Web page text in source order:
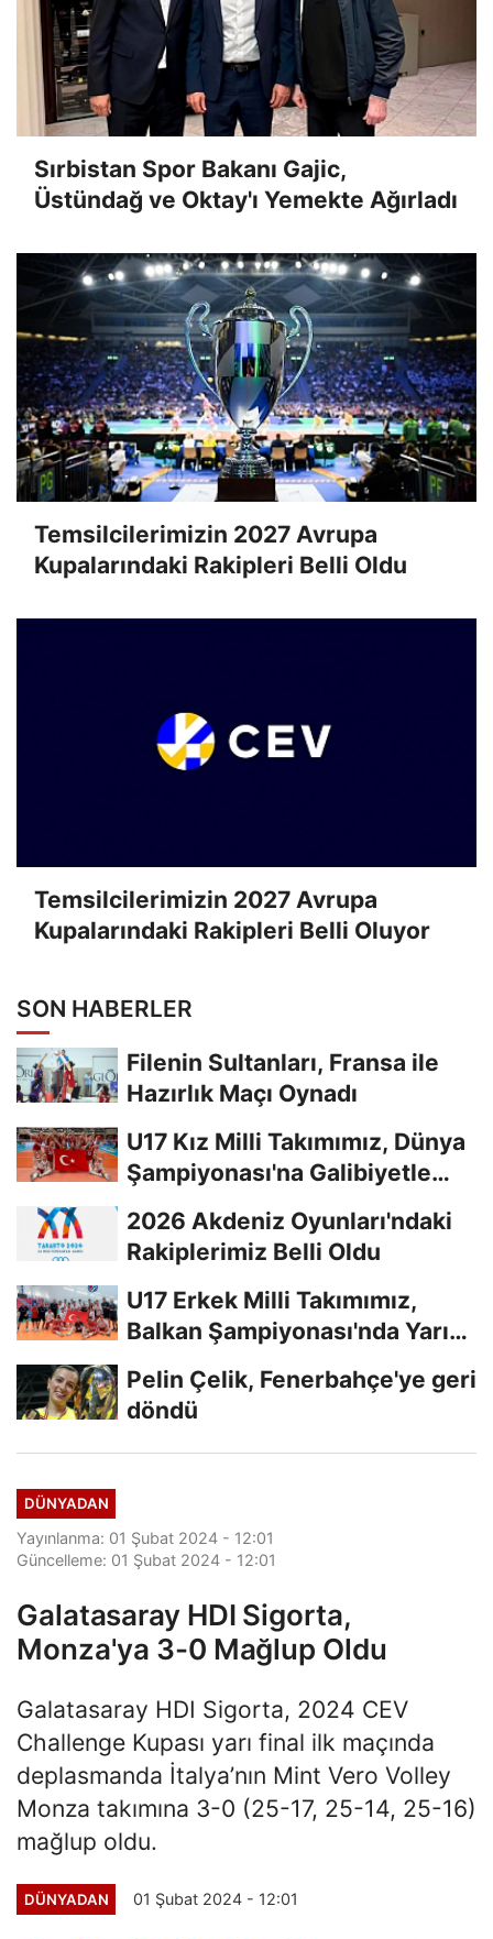
Sırbistan Spor Bakanı Gajic,
Üstündağ ve Oktay'ı Yemekte Ağırladı
Temsilcilerimizin 2027 Avrupa
Kupalarındaki Rakipleri Belli Oldu
Temsilcilerimizin 2027 Avrupa
Kupalarındaki Rakipleri Belli Oluyor
SON HABERLER
Filenin Sultanları, Fransa ile
Hazırlık Maçı Oynadı
U17 Kız Milli Takımımız, Dünya
Şampiyonası'na Galibiyetle
2026 Akdeniz Oyunları'ndaki
Rakiplerimiz Belli Oldu
U17 Erkek Milli Takımımız,
Balkan Şampiyonası'nda Yarı
Pelin Çelik, Fenerbahçe'ye geri
döndü
DÜNYADAN
Yayınlanma: 01 Şubat 2024 - 12:01
Güncelleme: 01 Şubat 2024 - 12:01
Galatasaray HDI Sigorta,
Monza'ya 3-0 Mağlup Oldu
Galatasaray HDI Sigorta, 2024 CEV
Challenge Kupası yarı final ilk maçında
deplasmanda İtalya’nın Mint Vero Volley
Monza takımına 3-0 (25-17, 25-14, 25-16)
mağlup oldu.
DÜNYADAN 01 Şubat 2024 - 12:01